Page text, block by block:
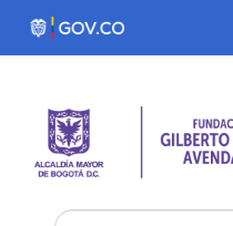
Pasar al contenido principal